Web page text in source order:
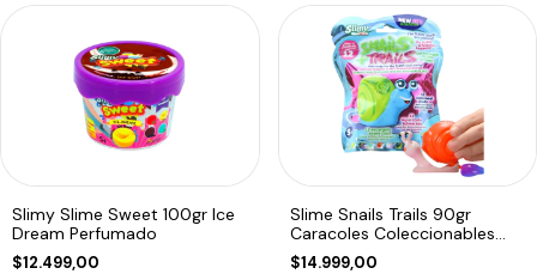
Slimy Slime Sweet 100gr Ice
Dream Perfumado
$12.499,00
Slime Snails Trails 90gr
Caracoles Coleccionables
Slimy
$14.999,00